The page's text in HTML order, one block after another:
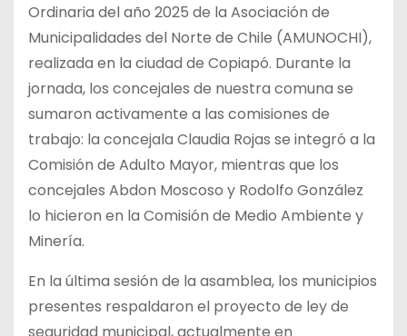
Ordinaria del año 2025 de la Asociación de
Municipalidades del Norte de Chile (AMUNOCHI),
realizada en la ciudad de Copiapó. Durante la
jornada, los concejales de nuestra comuna se
sumaron activamente a las comisiones de
trabajo: la concejala Claudia Rojas se integró a la
Comisión de Adulto Mayor, mientras que los
concejales Abdon Moscoso y Rodolfo González
lo hicieron en la Comisión de Medio Ambiente y
Minería.
En la última sesión de la asamblea, los municipios
presentes respaldaron el proyecto de ley de
seguridad municipal, actualmente en